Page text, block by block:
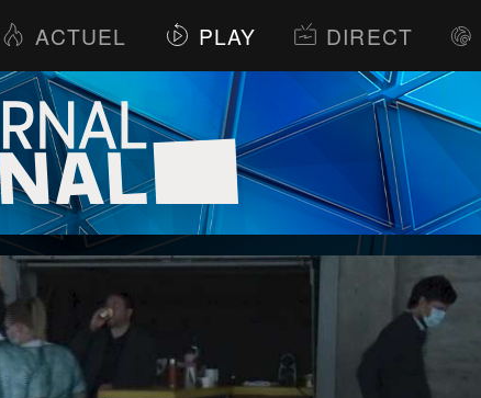
ACTUEL PLAY DIRECT